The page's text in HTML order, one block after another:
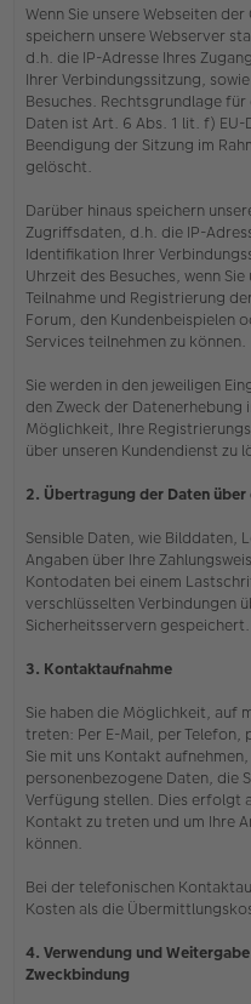
Wenn Sie unsere Webseiten
speichern unsere Webserver
d.h. die IP-Adresse Ihres
Ihrer Verbindungssitzung,
Besuches. Rechtsgrundlage
Daten ist Art. 6 Abs. 1 lit. f) EU-
Beendigung der Sitzung im
gelöscht.
Darüber hinaus speichern
Zugriffsdaten, d.h. die IP-
Identifikation Ihrer
Uhrzeit des Besuches, wenn
Teilnahme und Registrierung
Forum, den Kundenbeispielen
Services teilnehmen zu können.
Sie werden in den jeweiligen
den Zweck der
Möglichkeit, Ihre
über unseren Kundendienst zu
2. Übertragung der Daten
Sensible Daten, wie Bilddaten,
Angaben über Ihre
Kontodaten bei einem
verschlüsselten Verbindungen
Sicherheitsservern gespeichert.
3. Kontaktaufnahme
Sie haben die Möglichkeit, auf
treten: Per E-Mail, per Telefon,
Sie mit uns Kontakt
personenbezogene Daten, die
Verfügung stellen. Dies erfolgt
Kontakt zu treten und um Ihre
können.
Bei der telefonischen
Kosten als die
4. Verwendung und
Zweckbindung